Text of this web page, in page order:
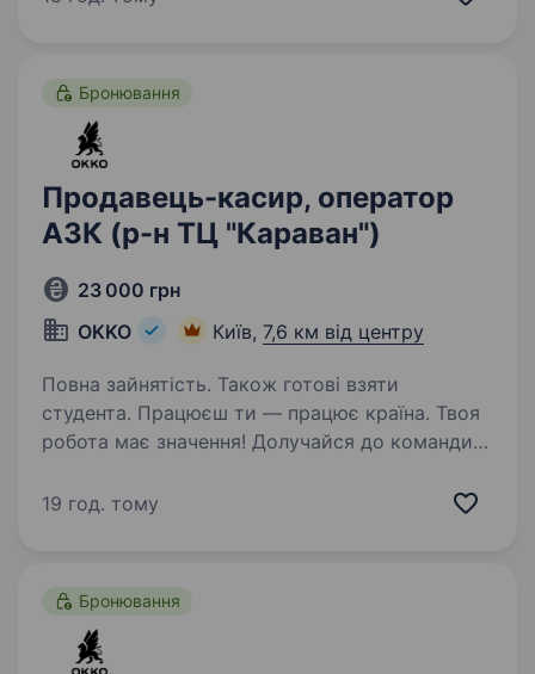
Бронювання
Продавець-касир, оператор
АЗК (р-н ТЦ "Караван")
23 000 грн
OKKO
Київ, 7,6 км від центру
Повна зайнятість. Також готові взяти
студента. Працюєш ти — працює країна. Твоя
робота має значення! Долучайся до команди
разом! Шукаємо ПРОДАВЦЯ-КАСИРА
19 год. тому
Бронювання